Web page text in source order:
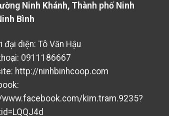
Ninh Khánh, Thành phố Ninh
Bình
đại diện: Tô Văn Hậu
0911186667
http://ninhbinhcoop.com
kim.tram.9235?